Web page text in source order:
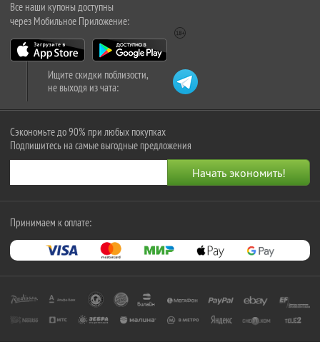
Все наши купоны доступны
через Мобильное Приложение:
Ищите скидки поблизости,
не выходя из чата:
Сэкономьте до 90% при любых покупках
Подпишитесь на самые выгодные предложения
Принимаем к оплате: